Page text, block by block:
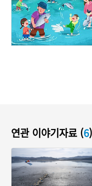
연관 이야기자료 (6)